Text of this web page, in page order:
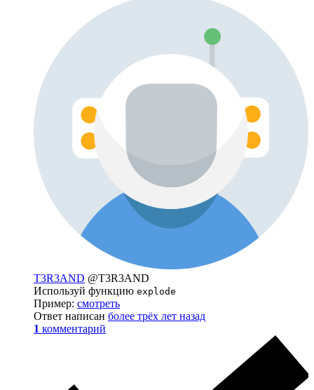
T3R3AND @T3R3AND
Используй функцию explode
Пример: смотреть
Ответ написан более трёх лет назад
1 комментарий